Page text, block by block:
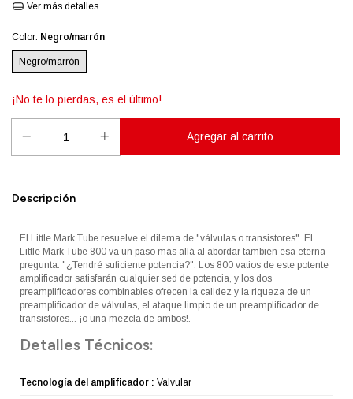
Ver más detalles
Color: Negro/marrón
Negro/marrón
¡No te lo pierdas, es el último!
Descripción
El Little Mark Tube resuelve el dilema de "válvulas o transistores". El
Little Mark Tube 800 va un paso más allá al abordar también esa eterna
pregunta: "¿Tendré suficiente potencia?". Los 800 vatios de este potente
amplificador satisfarán cualquier sed de potencia, y los dos
preamplificadores combinables ofrecen la calidez y la riqueza de un
preamplificador de válvulas, el ataque limpio de un preamplificador de
transistores... ¡o una mezcla de ambos!.
Detalles Técnicos:
Tecnología del amplificador : Valvular